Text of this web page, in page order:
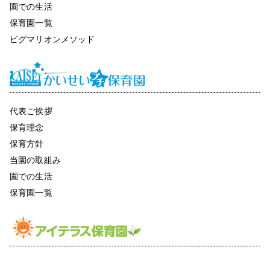
園での生活
保育園一覧
ピグマリオンメソッド
代表ご挨拶
保育理念
保育方針
当園の取組み
園での生活
保育園一覧